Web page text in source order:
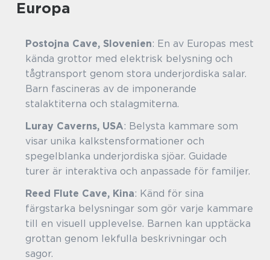
Europa
Postojna Cave, Slovenien: En av Europas mest
kända grottor med elektrisk belysning och
tågtransport genom stora underjordiska salar.
Barn fascineras av de imponerande
stalaktiterna och stalagmiterna.
Luray Caverns, USA: Belysta kammare som
visar unika kalkstensformationer och
spegelblanka underjordiska sjöar. Guidade
turer är interaktiva och anpassade för familjer.
Reed Flute Cave, Kina: Känd för sina
färgstarka belysningar som gör varje kammare
till en visuell upplevelse. Barnen kan upptäcka
grottan genom lekfulla beskrivningar och
sagor.